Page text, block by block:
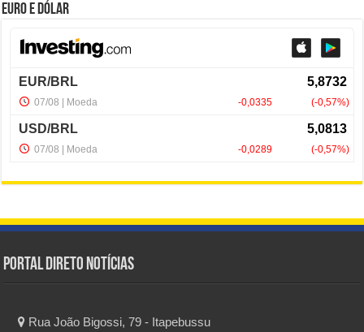
Euro e Dólar
Portal Direto Notícias
Rua João Bigossi, 79 - Itapebussu